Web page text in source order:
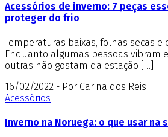
Acessórios de inverno: 7 peças
proteger do frio
Temperaturas baixas, folhas secas e
Enquanto algumas pessoas vibram
outras não gostam da estação […]
16/02/2022 - Por Carina dos Reis
Acessórios
Inverno na Noruega: o que usar na